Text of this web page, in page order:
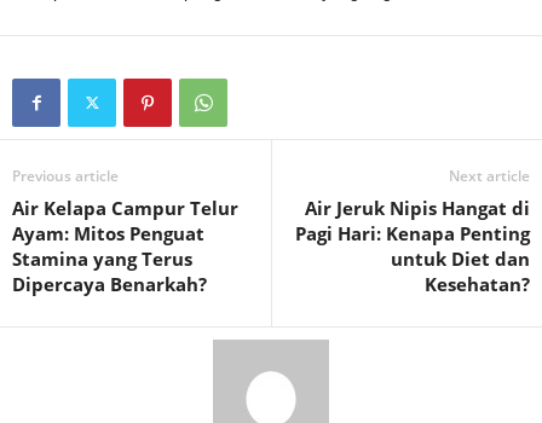
Previous article
Air Kelapa Campur Telur
Ayam: Mitos Penguat
Stamina yang Terus
Dipercaya Benarkah?
Next article
Air Jeruk Nipis Hangat di
Pagi Hari: Kenapa Penting
untuk Diet dan
Kesehatan?